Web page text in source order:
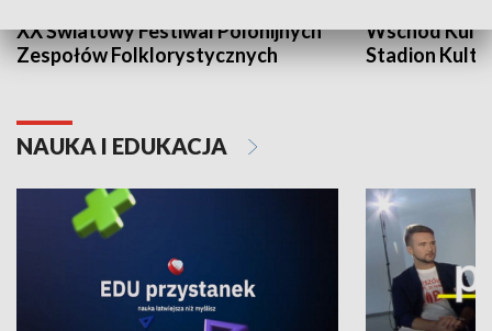
XX Światowy Festiwal Polonijnych
Zespołów Folklorystycznych
Wschód
Stadion
NAUKA I EDUKACJA